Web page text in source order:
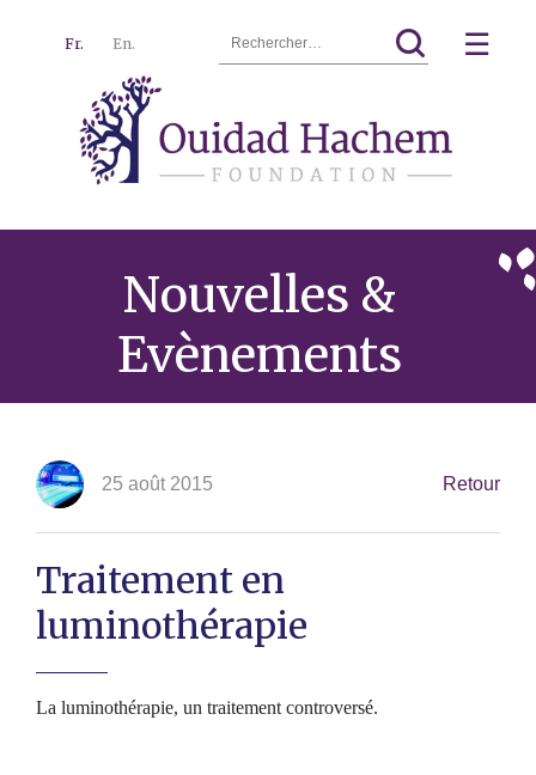
Hachem
Fr. En. ☰
Nouvelles &
Evènements
25 août 2015 Retour
Traitement en
luminothérapie
La luminothérapie, un traitement controversé.